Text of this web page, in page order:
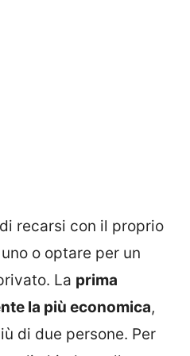
recarsi con il proprio
o optare per un
La prima
la più economica,
di due persone. Per